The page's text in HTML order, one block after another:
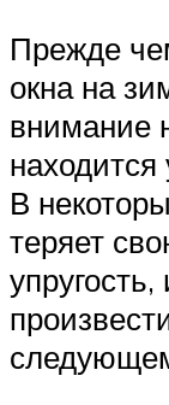
Прежде
окна на
внимание
находится
В
теряет